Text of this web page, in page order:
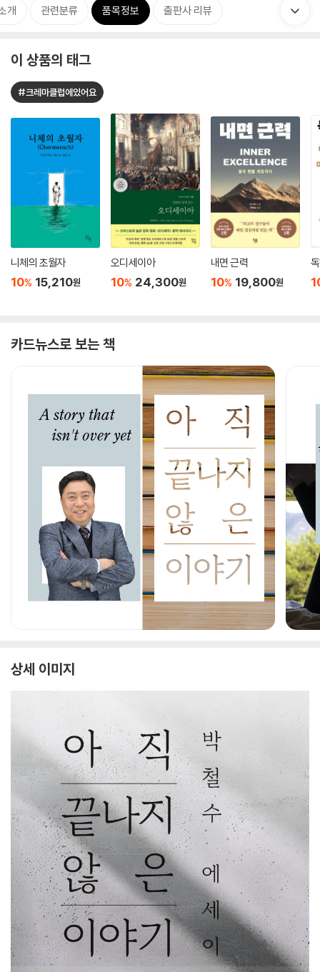
개 관련분류 품목정보 출판사 리뷰
이 상품의 태그
#크레마클럽에있어요
니체의 초월자
10% 15,210원
오디세이아
10% 24,300원
내면 근력
10% 19,800원
카드뉴스로 보는 책
상세 이미지